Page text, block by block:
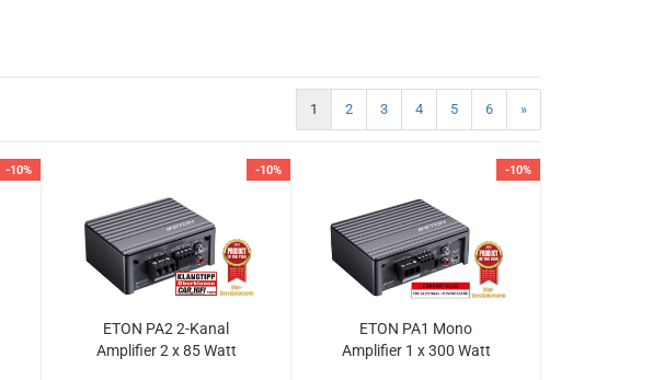
1 2 3 4 5 6 »
-10% -10%
ETON PA2 2-Kanal
Amplifier 2 x 85 Watt
-10%
ETON PA1 Mono
Amplifier 1 x 300 Watt